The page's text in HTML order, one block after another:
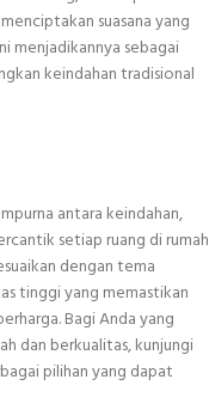
suasana yang
menjadikannya sebagai
keindahan tradisional
antara keindahan,
setiap ruang di rumah
dengan tema
tinggi yang memastikan
Bagi Anda yang
dan berkualitas, kunjungi
pilihan yang dapat